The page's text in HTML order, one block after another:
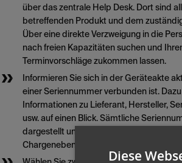
über das zentrale Help Desk. Dort sind
betreffenden Produkt und dem
Über eine direkte Verzweigung in die
nach freien Kapazitäten suchen und
Terminvorschläge zukommen lassen.
Informieren Sie sich in der Geräteakte
einer Seriennummer verbunden ist.
Informationen zu Lieferant, Hersteller,
usw. auf einen Blick. Sämtliche
dargestellt und verfolgt werden –
Chargenebene.
Diese